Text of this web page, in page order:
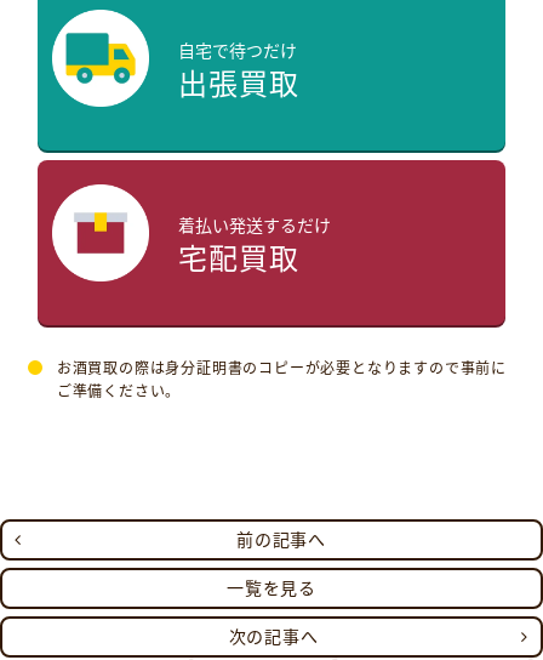
自宅で待つだけ
出張買取
着払い発送するだけ
宅配買取
お酒買取の際は身分証明書のコピーが必要となりますので事前に
ご準備ください。
前の記事へ
一覧を見る
次の記事へ